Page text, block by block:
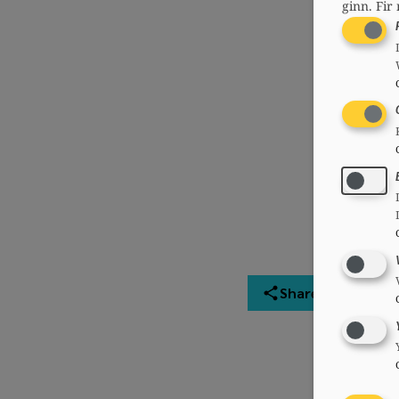
Share
ginn. Fir